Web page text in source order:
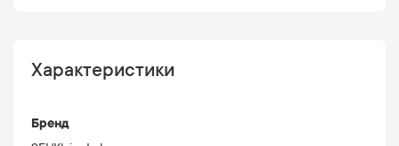
Характеристики
Бренд